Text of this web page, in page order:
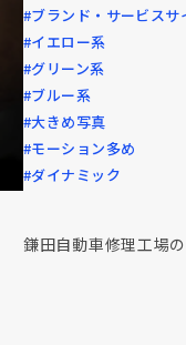
#ブランド・サービスサ
#イエロー系
#グリーン系
#ブルー系
#大きめ写真
#モーション多め
#ダイナミック
鎌田自動車修理工場の